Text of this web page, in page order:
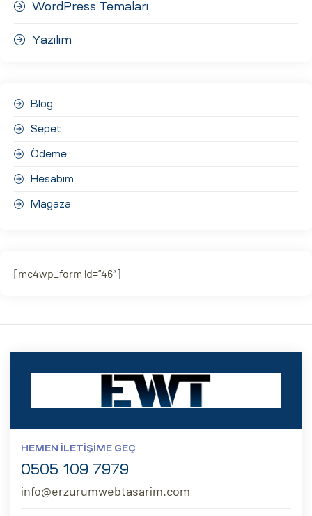
WordPress Temaları
Yazılım
Blog
Sepet
Ödeme
Hesabım
Magaza
[mc4wp_form id=”46″]
HEMEN İLETIŞIME GEÇ
0505 109 7979
info@erzurumwebtasarim.com